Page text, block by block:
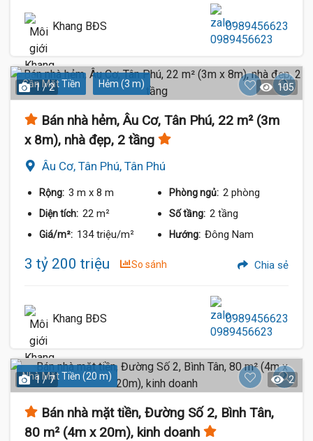
Khang BĐS 0989456623
Gần Mặt Tiền Hẻm (3 m)
1 / 2 105
Bán nhà hẻm, Âu Cơ, Tân Phú, 22 m² (3m
x 8m), nhà đẹp, 2 tầng
Âu Cơ, Tân Phú, Tân Phú
Rộng: 3 m x 8 m Phòng ngủ: 2 phòng
Diện tích: 22 m² Số tầng: 2 tầng
Giá/m²: 134 triệu/m² Hướng: Đông Nam
3 tỷ 200 triệu So sánh Chia sẻ
Khang BĐS 0989456623
Nhà Mặt Tiền (20 m)
1 / 7 2
Bán nhà mặt tiền, Đường Số 2, Bình Tân,
80 m² (4m x 20m), kinh doanh